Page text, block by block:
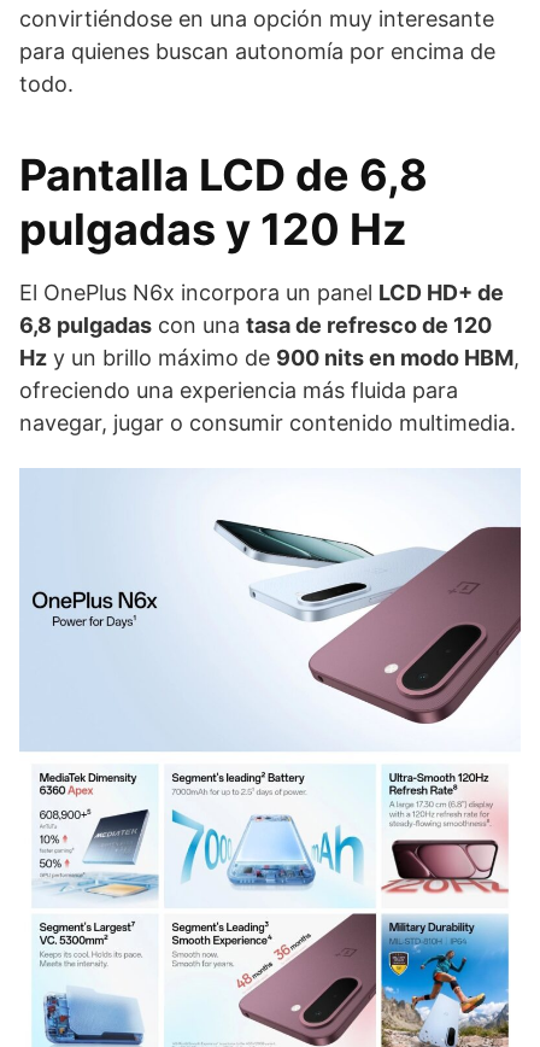
convirtiéndose en una opción muy interesante
para quienes buscan autonomía por encima de
todo.
Pantalla LCD de 6,8
pulgadas y 120 Hz
El OnePlus N6x incorpora un panel LCD HD+ de
6,8 pulgadas con una tasa de refresco de 120
Hz y un brillo máximo de 900 nits en modo HBM,
ofreciendo una experiencia más fluida para
navegar, jugar o consumir contenido multimedia.